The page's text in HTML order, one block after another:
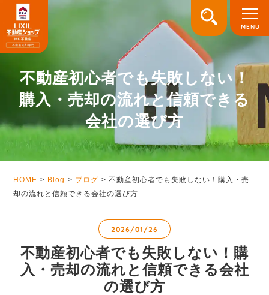
不動産初心者でも失敗しない！
購入・売却の流れと信頼できる
会社の選び方
HOME Blog ブログ
不動産初心者でも失敗しない！購入・売
却の流れと信頼できる会社の選び方
2026/01/26
不動産初心者でも失敗しない！購
入・売却の流れと信頼できる会社
の選び方